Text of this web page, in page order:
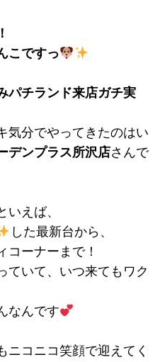
こですっ
パチランド来店ガチ実
気分でやってきたのはい
デンプラス所沢店さんで
いえば、
した最新台から、
コーナーまで！
ていて、いつ来てもワク
なんです
ニコニコ笑顔で迎えてく